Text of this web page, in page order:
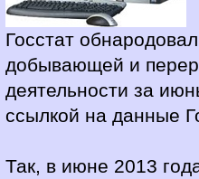
Госстат
добывающей и
деятельности за
ссылкой на данные
Так, в июне 2013